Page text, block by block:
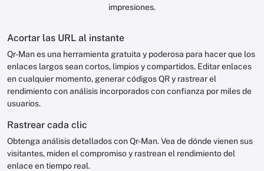
impresiones.
Acortar las URL al instante
Qr-Man es una herramienta gratuita y poderosa para hacer que los
enlaces largos sean cortos, limpios y compartidos. Editar enlaces
en cualquier momento, generar códigos QR y rastrear el
rendimiento con análisis incorporados con confianza por miles de
usuarios.
Rastrear cada clic
Obtenga análisis detallados con Qr-Man. Vea de dónde vienen sus
visitantes, miden el compromiso y rastrean el rendimiento del
enlace en tiempo real.